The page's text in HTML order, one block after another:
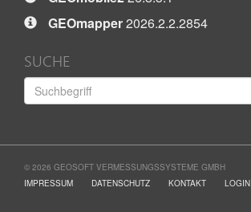
GEOmapper2026.2.2.2854
SUCHE
© 2026 GEOSOFT VERMESSUNGSSYSTEME GMBH
IMPRESSUM
DATENSCHUTZ KONTAKT LOGIN